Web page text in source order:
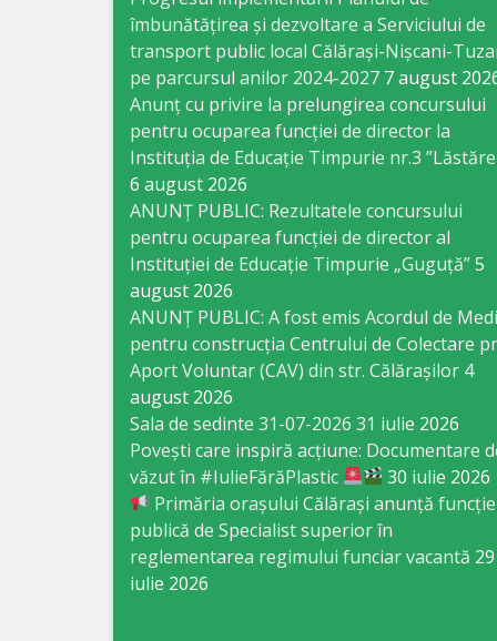
Problemele
Antreprenoriat,
Business
Comerţ
Specialist
Problemele
Tineretului
Sportului
Specialist
pentru
îmbunătățirea și dezvoltare a Serviciului de
transport public local Călărași-Nișcani-
pe parcursul anilor 2024-2027 7 august
Anunț cu privire la prelungirea concursului
pentru ocuparea funcţiei de director la
Instituția de Educație Timpurie nr.3
6 august 2026
ANUNȚ PUBLIC: Rezultatele concursului
pentru ocuparea funcției de director al
Instituției de Educație Timpurie „Guguță”5
august 2026
ANUNȚ PUBLIC: A fost emis Acordul de
pentru construcția Centrului de Colectare
Aport Voluntar (CAV) din str. Călărașilor 4
august 2026
Sala de sedinte 31-07-2026 31 iulie 2026
Povești care inspiră acțiune: Documentare
văzut în #IulieFărăPlastic
30 iulie 2026
Primăria orașului Călărași anunță funcție
publică de Specialist superior în
reglementarea regimului funciar vacantă 29
iulie 2026